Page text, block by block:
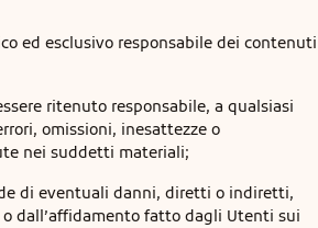
ed esclusivo responsabile dei contenuti
ritenuto responsabile, a qualsiasi
omissioni, inesattezze o
nei suddetti materiali;
di eventuali danni, diretti o indiretti,
dall’affidamento fatto dagli Utenti sui